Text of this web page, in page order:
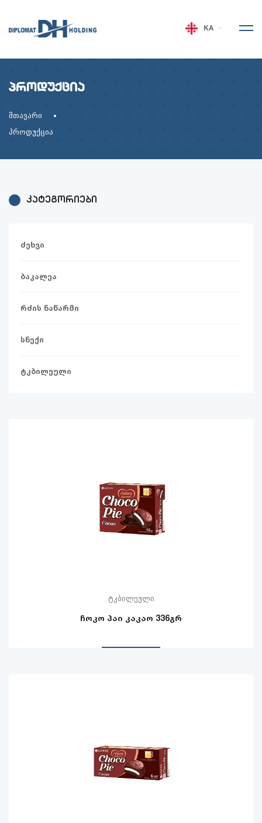
KA
პროდუქცია
მთავარი
პროდუქცია
კატეგორიები
ძეხვი
ბაკალეა
რძის ნაწარმი
სნექი
ტკბილეული
ტკბილეული
ჩოკო პაი კაკაო 336გრ